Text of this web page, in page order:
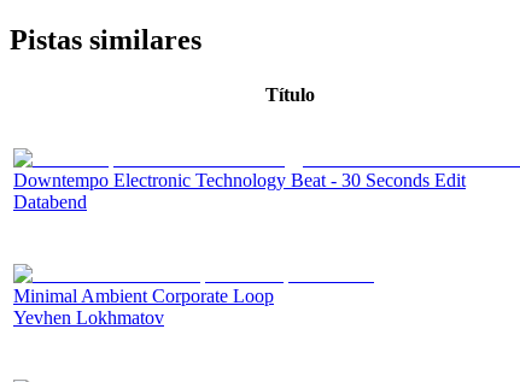
Pistas similares
Título
Downtempo Electronic Technology Beat - 30 Seconds Edit
Databend
Minimal Ambient Corporate Loop
Yevhen Lokhmatov